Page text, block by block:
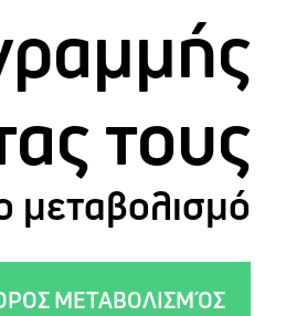
τους
μεταβολισμό
ΜΕΤΑΒΟΛΙΣΜΌΣ